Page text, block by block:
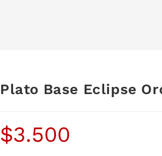
Plato Base Eclipse
$3.500